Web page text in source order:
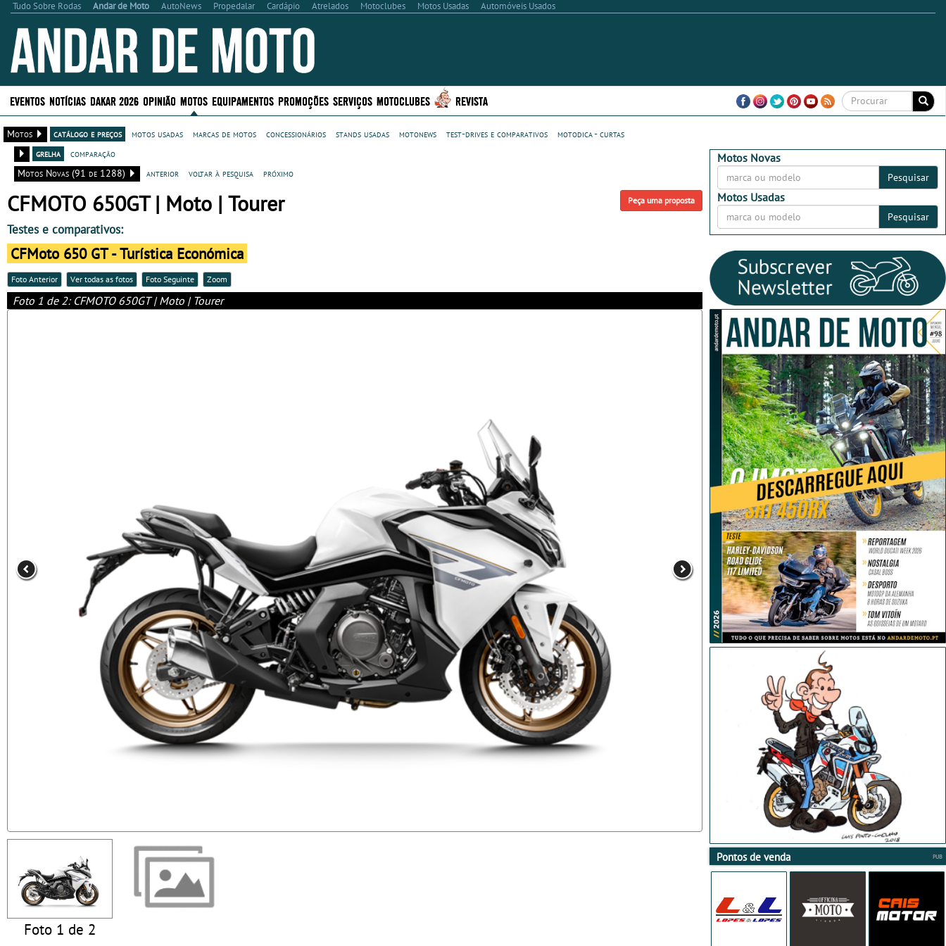
Tudo Sobre Rodas Andar de Moto AutoNews Propedalar Cardápio Atrelados Motoclubes Motos Usadas Automóveis Usados
EVENTOS NOTÍCIAS DAKAR 2026 OPINIÃO MOTOS EQUIPAMENTOS PROMOÇÕES SERVIÇOS MOTOCLUBES REVISTA
Motos catálogo e preços motos usadas marcas de motos concessionários stands usadas motonews test-drives e comparativos
motodica - curtas
grelha
comparação
Motos Novas (91 de 1288)
anterior voltar à pesquisa próximo
Peça uma proposta
CFMOTO 650GT | Moto | Tourer
Testes e comparativos:
CFMoto 650 GT - Turística Económica
Foto Anterior Ver todas as fotos Foto Seguinte Zoom
Foto 1 de 2: CFMOTO 650GT | Moto | Tourer
Foto 1 de 2
Motos Novas
Pesquisar
Motos Usadas
Pesquisar
Pontos de venda